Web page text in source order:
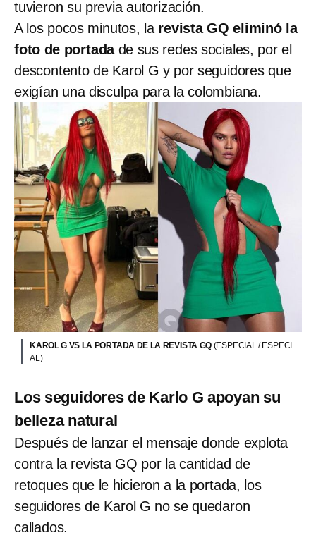
tuvieron su previa autorización.
A los pocos minutos, la revista GQ eliminó la
foto de portadade sus redes sociales, por el
descontento de Karol G y por seguidores que
exigían una disculpa para la colombiana.
KAROL G VS LA PORTADA DE LA REVISTA GQ (ESPECIAL / ESPECI
AL)
Los seguidores de Karlo G apoyan su
belleza natural
Después de lanzar el mensaje donde explota
contra la revista GQ por la cantidad de
retoques que le hicieron a la portada, los
seguidores de Karol G no se quedaron
callados.